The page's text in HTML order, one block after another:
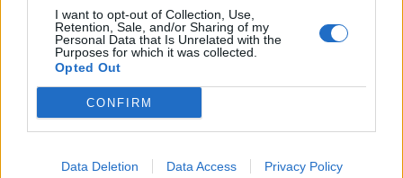
I want to opt-out of Collection, Use,
Retention, Sale, and/or Sharing of my
Personal Data that Is Unrelated with the
Purposes for which it was collected.
Opted Out
CONFIRM
Data Deletion Data Access Privacy Policy
O Vidago surge na quinta posição, com 49 pontos, e o Vilar
Perdizes logo atrás, com 48. O Pedras Salgadas, com 25 partidas
realizadas, soma 42 pontos, seguido pelo Valpaços, com 40, e
pelo Santa Marta, com 39. Já o Mesão Frio atinge os 38 pontos,
enquanto o Atei permanece com 34.
pontos, o Constantim 22 e o Cumieira 16. O Sabroso continua